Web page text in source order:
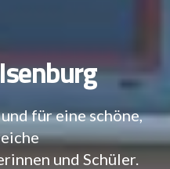
für eine schöne,
und Schüler.